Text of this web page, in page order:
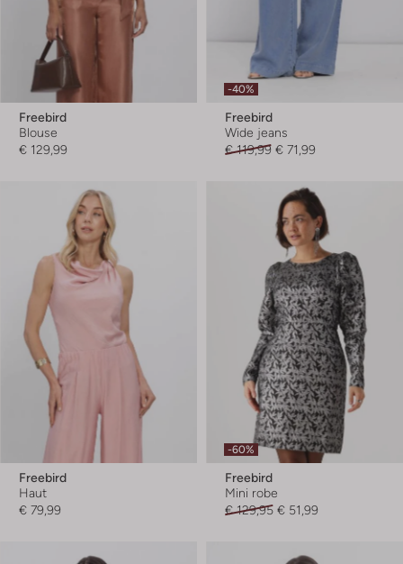
Freebird
Blouse
€ 129,99
-40%
Freebird
Wide jeans
€ 119,99 € 71,99
Freebird
Haut
€ 79,99
-60%
Freebird
Mini robe
€ 129,95 € 51,99